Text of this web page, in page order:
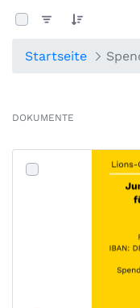
0 von 6 Elemente
Startseite
DOKUMENTE